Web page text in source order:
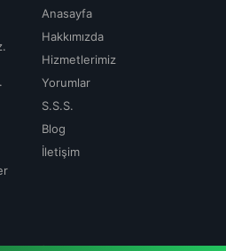
Yorum Ücreti
Anasayfa
Hakkımızda
Hizmetlerimiz
Yorumlar
S.S.S.
Blog
İletişim